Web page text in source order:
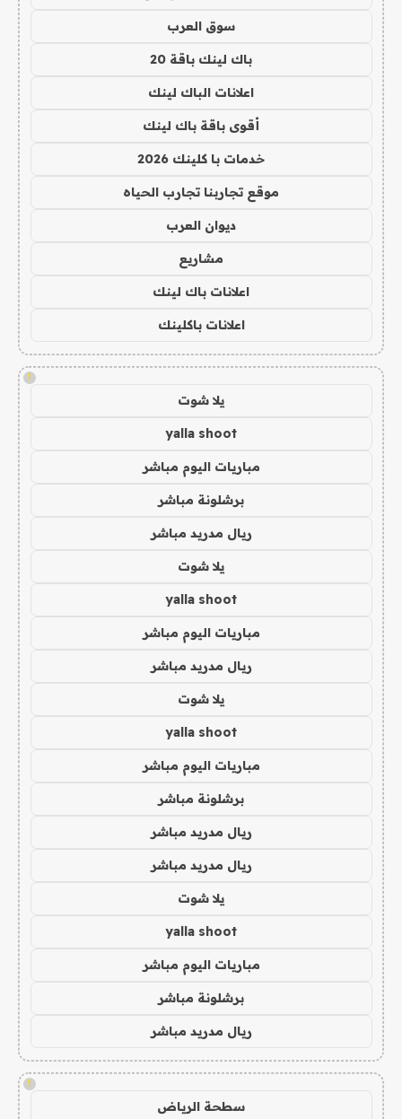
سوق العرب
باك لينك باقة 20
اعلانات الباك لينك
أقوى باقة باك لينك
خدمات با كلينك 2026
موقع تجاربنا تجارب الحياه
ديوان العرب
مشاريع
اعلانات باك لينك
اعلانات باكلينك
!
يلا شوت
yalla shoot
مباريات اليوم مباشر
برشلونة مباشر
ريال مدريد مباشر
يلا شوت
yalla shoot
مباريات اليوم مباشر
ريال مدريد مباشر
يلا شوت
yalla shoot
مباريات اليوم مباشر
برشلونة مباشر
ريال مدريد مباشر
ريال مدريد مباشر
يلا شوت
yalla shoot
مباريات اليوم مباشر
برشلونة مباشر
ريال مدريد مباشر
!
سطحة الرياض